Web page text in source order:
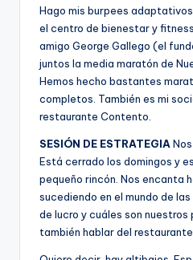
Hago mis burpees
el centro de bienestar y
amigo George Gallego (el
juntos la media maratón de
Hemos hecho bastantes
completos. También es mi
restaurante Contento.
SESIÓN DE ESTRATEGIA
Está cerrado los domingos y
pequeño rincón. Nos encanta
sucediendo en el mundo de
de lucro y cuáles son nuestros
también hablar del restaurante.